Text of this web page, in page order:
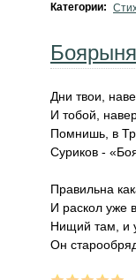
Категории:
Дни твои,
И тобой,
Помнишь, в
Суриков -
Правильна
И раскол уже
Нищий там, и
Он